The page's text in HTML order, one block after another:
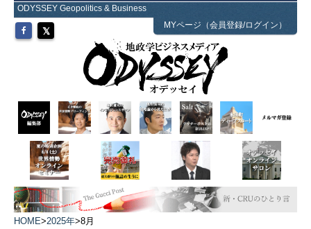
ODYSSEY Geopolitics & Business
MYページ（会員登録/ログイン）
HOME>2025年>8月